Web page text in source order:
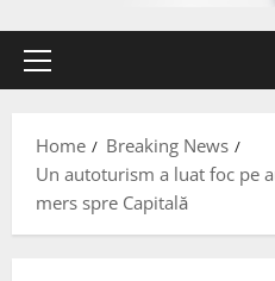
Primary
Home
Breaking News
Un autoturism a luat foc pe
mers spre Capitală